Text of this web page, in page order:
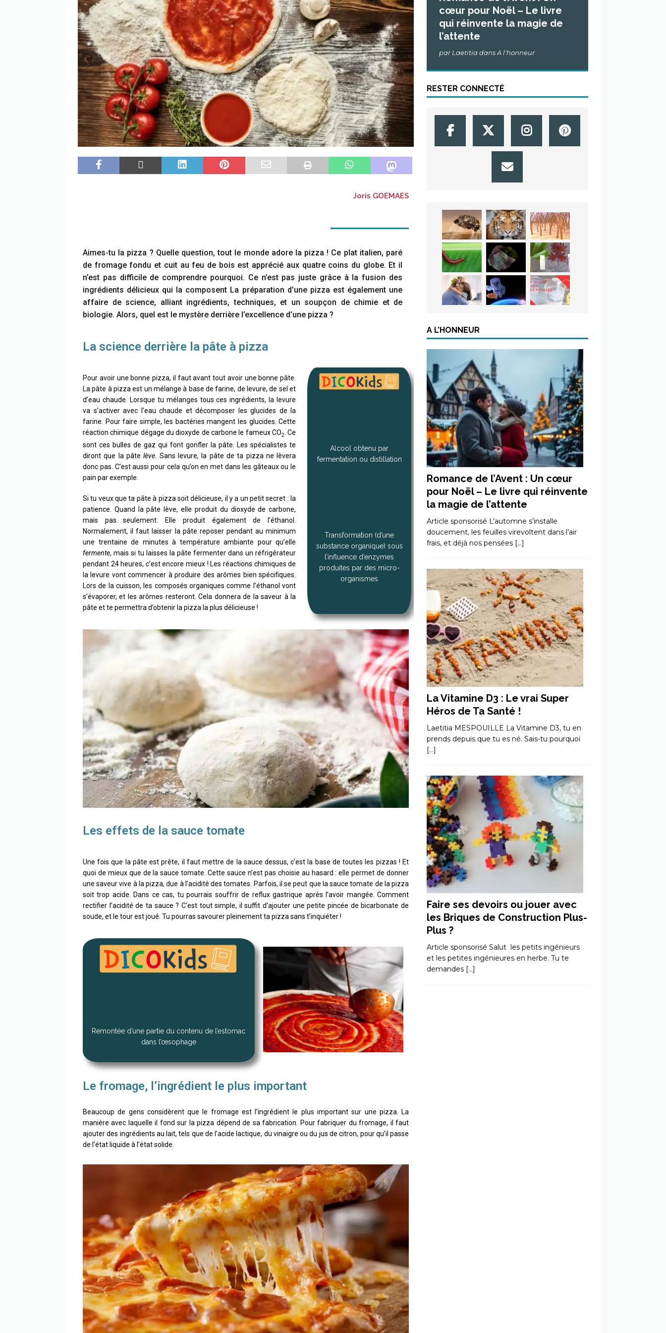
Joris GOEMAES
Aimes-tu la pizza ? Quelle question, tout le monde adore la pizza ! Ce plat italien, paré
de fromage fondu et cuit au feu de bois est apprécié aux quatre coins du globe. Et il
n’est pas difficile de comprendre pourquoi. Ce n’est pas juste grâce à la fusion des
ingrédients délicieux qui la composent La préparation d’une pizza est également une
affaire de science, alliant ingrédients, techniques, et un soupçon de chimie et de
biologie. Alors, quel est le mystère derrière l’excellence d’une pizza ?
La science derrière la pâte à pizza
Pour avoir une bonne pizza, il faut avant tout avoir une bonne pâte.
La pâte à pizza est un mélange à base de farine, de levure, de sel et
d’eau chaude. Lorsque tu mélanges tous ces ingrédients, la levure
va s’activer avec l’eau chaude et décomposer les glucides de la
farine. Pour faire simple, les bactéries mangent les glucides. Cette
réaction chimique dégage du dioxyde de carbone le fameux CO2. Ce
sont ces bulles de gaz qui font gonfler la pâte. Les spécialistes te
diront que la pâtelève . Sans levure, la pâte de ta pizza ne lèvera
donc pas. C’est aussi pour cela qu’on en met dans les gâteaux ou le
pain par exemple.
Si tu veux que ta pâte à pizza soit délicieuse, il y a un petit secret : la
patience. Quand la pâte lève, elle produit du dioxyde de carbone,
mais pas seulement. Elle produit également de l’éthanol.
Normalement, il faut laisser la pâte reposer pendant au minimum
une trentaine de minutes à température ambiante pour qu’elle
fermente, mais si tu laisses la pâte fermenter dans un réfrigérateur
pendant 24 heures, c’est encore mieux ! Les réactions chimiques de
la levure vont commencer à produire des arômes bien spécifiques.
Lors de la cuisson, les composés organiques comme l’éthanol vont
s’évaporer, et les arômes resteront. Cela donnera de la saveur à la
pâte et te permettra d’obtenir la pizza la plus délicieuse !
Alcool obtenu par
fermentation ou distillation
Transformation (d’une
substance organique) sous
l’influence d’enzymes
produites par des micro-
organismes
Les effets de la sauce tomate
Une fois que la pâte est prête, il faut mettre de la sauce dessus, c’est la base de toutes les pizzas ! Et
quoi de mieux que de la sauce tomate. Cette sauce n’est pas choisie au hasard : elle permet de donner
une saveur vive à la pizza, due à l’acidité des tomates. Parfois, il se peut que la sauce tomate de la pizza
soit trop acide. Dans ce cas, tu pourrais souffrir de reflux gastrique après l’avoir mangée. Comment
rectifier l’acidité de ta sauce ? C’est tout simple, il suffit d’ajouter une petite pincée de bicarbonate de
soude, et le tour est joué. Tu pourras savourer pleinement ta pizza sans t’inquiéter !
Remontée d’une partie du contenu de l’estomac
dans l’œsophage
Le fromage, l’ingrédient le plus important
Beaucoup de gens considèrent que le fromage est l’ingrédient le plus important sur une pizza. La
manière avec laquelle il fond sur la pizza dépend de sa fabrication. Pour fabriquer du fromage, il faut
ajouter des ingrédients au lait, tels que de l’acide lactique, du vinaigre ou du jus de citron, pour qu’il passe
de l’état liquide à l’état solide.
cœur pour Noël – Le livre
qui réinvente la magie de
l’attente
par Laetitia dans A l'honneur
RESTER CONNECTÉ
A L’HONNEUR
Romance de l’Avent : Un cœur
pour Noël – Le livre qui réinvente
la magie de l’attente
Article sponsorisé L’automne s’installe
doucement, les feuilles virevoltent dans l’air
frais, et déjà nos pensées […]
La Vitamine D3 : Le vrai Super
Héros de Ta Santé !
Laetitia MESPOUILLE La Vitamine D3, tu en
prends depuis que tu es né. Sais-tu pourquoi
[…]
Faire ses devoirs ou jouer avec
les Briques de Construction Plus-
Plus ?
Article sponsorisé Salut les petits ingénieurs
et les petites ingénieures en herbe. Tu te
demandes […]